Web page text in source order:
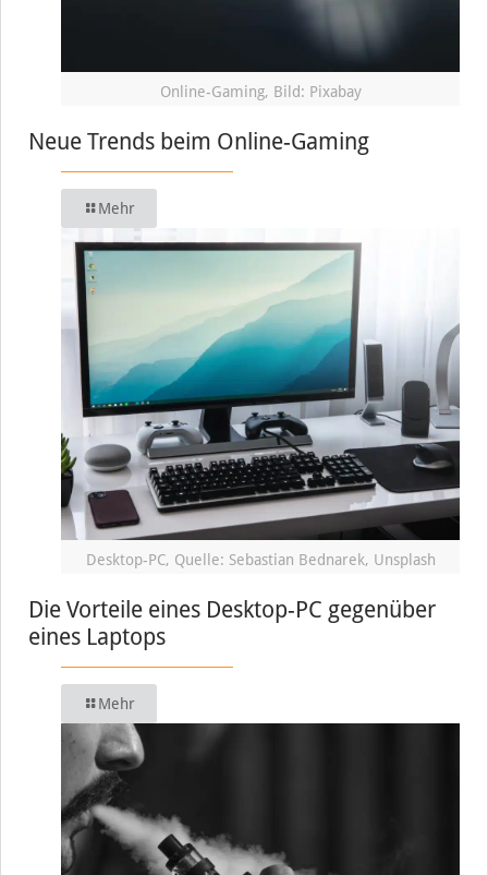
Online-Gaming, Bild: Pixabay
Neue Trends beim Online-Gaming
Mehr
Desktop-PC, Quelle: Sebastian Bednarek, Unsplash
Die Vorteile eines Desktop-PC gegenüber
eines Laptops
Mehr